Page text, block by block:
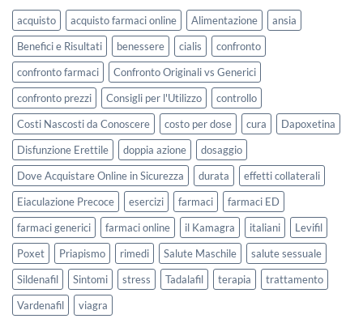
acquisto acquisto farmaci online Alimentazione
ansia
Benefici e Risultati
benessere cialis
confronto
confronto farmaci
Confronto Originali vs Generici
confronto prezzi
Consigli per l'Utilizzo
controllo
Costi Nascosti da Conoscere
costo per dose cura
Dapoxetina
Disfunzione Erettile
doppia azione
dosaggio
Dove Acquistare Online in Sicurezza
durata
effetti collaterali
Eiaculazione Precoce
esercizi farmaci
farmaci ED
farmaci generici
farmaci online il Kamagra italiani
Levifil
Poxet
Priapismo rimedi Salute Maschile
salute sessuale
Sildenafil
Sintomi stress Tadalafil terapia
trattamento
Vardenafil
viagra